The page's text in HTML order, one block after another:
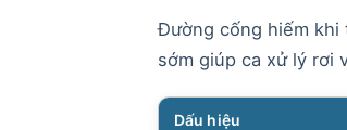
Đường cống hiếm khi
sớm giúp ca xử lý rơi
Dấu hiệu